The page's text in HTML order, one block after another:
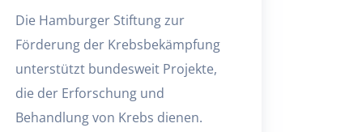
Die Hamburger Stiftung zur
Förderung der Krebsbekämpfung
unterstützt bundesweit Projekte,
die der Erforschung und
Behandlung von Krebs dienen.